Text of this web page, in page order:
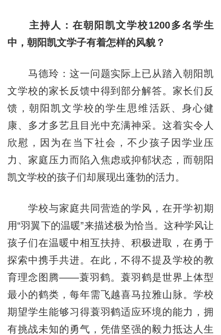
主持人：在朝阳凯文学校1200多名学生
中，朝阳凯文学子有着怎样的风貌？
马德玲：这一问题实际上已从踏入朝阳凯
文学校的家长反馈中得到部分解答。家长们反
馈，朝阳凯文学校的学生思维活跃、身心健
康、多才多艺且目光中充满神采。这着实令人
欣慰，因为在当下社会，不少孩子因学业压
力、家庭压力而陷入焦虑或抑郁状态，而朝阳
凯文学校的孩子们却展现出蓬勃的活力。
学校与家庭共同营造的学风，在开学初期
用“羽翼下的温暖”来描述极为恰当。这种学风让
孩子们在温暖中相互扶持、积极进取，在勇于
探索中携手共进。在此，不得不提及学校的教
育理念图腾——蓑羽鹤。蓑羽鹤是世界上体型
最小的鹤类，每年需飞越喜马拉雅山脉。学校
期望学生能够习得蓑羽鹤适应环境的能力，拥
有挑战未知的勇气，凭借坚强的毅力抵达人生